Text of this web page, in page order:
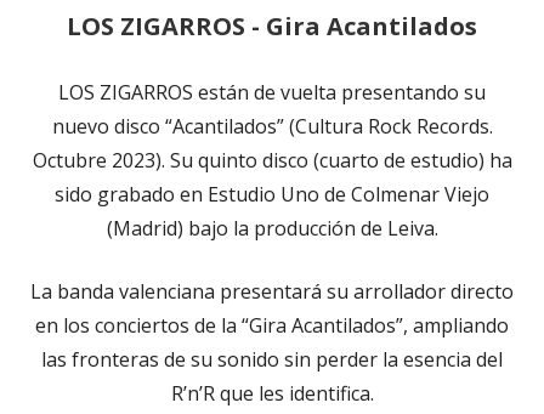
LOS ZIGARROS - Gira Acantilados
LOS ZIGARROS están de vuelta presentando su
nuevo disco “Acantilados” (Cultura Rock Records.
Octubre 2023). Su quinto disco (cuarto de estudio) ha
sido grabado en Estudio Uno de Colmenar Viejo
(Madrid) bajo la producción de Leiva.
La banda valenciana presentará su arrollador directo
en los conciertos de la “Gira Acantilados”, ampliando
las fronteras de su sonido sin perder la esencia del
R’n’R que les identifica.